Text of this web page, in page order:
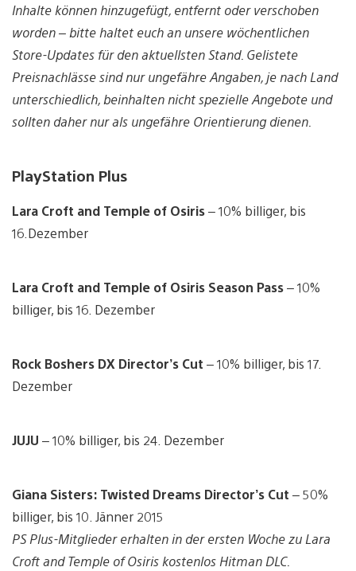
Inhalte können hinzugefügt, entfernt oder verschoben
worden – bitte haltet euch an unsere wöchentlichen
Store-Updates für den aktuellsten Stand. Gelistete
Preisnachlässe sind nur ungefähre Angaben, je nach Land
unterschiedlich, beinhalten nicht spezielle Angebote und
sollten daher nur als ungefähre Orientierung dienen.
PlayStation Plus
Lara Croft and Temple of Osiris– 10% billiger, bis
16.Dezember
Lara Croft and Temple of Osiris Season Pass– 10%
billiger, bis 16. Dezember
Rock Boshers DX Director’s Cut – 10% billiger, bis 17.
Dezember
JUJU – 10% billiger, bis 24. Dezember
Giana Sisters: Twisted Dreams Director’s Cut – 50%
billiger, bis 10. Jänner 2015
PS Plus-Mitglieder erhalten in der ersten Woche zu Lara
Croft and Temple of Osiris kostenlos Hitman DLC.